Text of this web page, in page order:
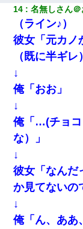
元旦那から復縁要
だ、再婚して」私
（もう手遅れだっ
14 名無しさん
（ライン♪）
彼女「元カノ
（既に半ギレ
↓
俺「おお」
↓
俺「…(チョコ
な）」
↓
彼女「なんだ
か見てないの
↓
俺「ん、ああ